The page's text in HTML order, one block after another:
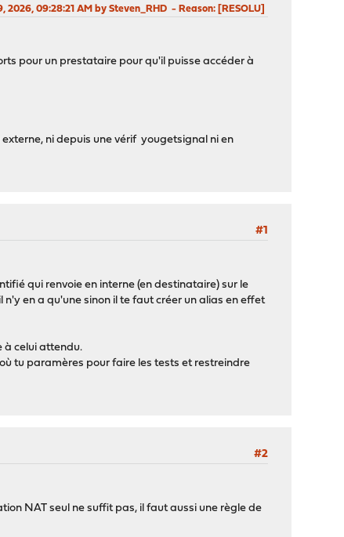
2026, 09:28:21 AM by Steven_RHD Reason: [RESOLU]
pour un prestataire pour qu'il puisse accéder à
ni depuis une vérif yougetsignal ni en
#1
qui renvoie en interne (en destinataire) sur le
en a qu'une sinon il te faut créer un alias en effet
à celui attendu.
tu paramères pour faire les tests et restreindre
#2
NAT seul ne suffit pas, il faut aussi une règle de